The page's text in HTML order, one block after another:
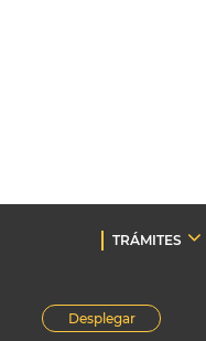
TRÁMITES
Desplegar